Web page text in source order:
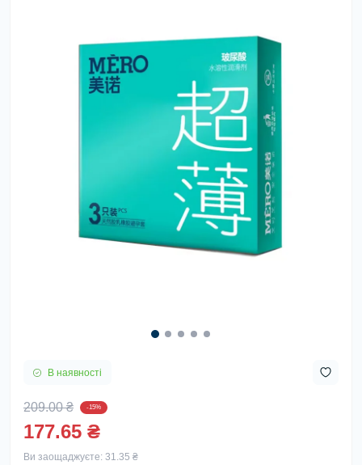
В наявності
209.00 ₴ -15%
177.65 ₴
Ви заощаджуєте: 31.35 ₴